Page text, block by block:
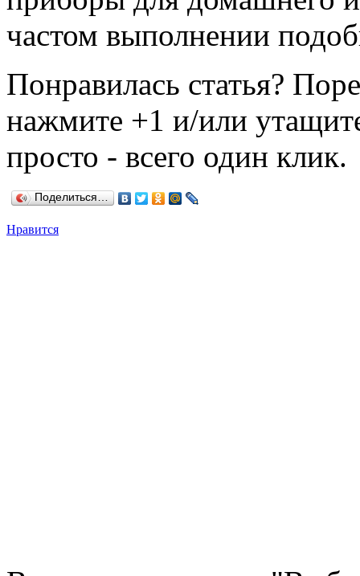
частом выполнении
Понравилась статья?
нажмите +1 и/или
просто - всего один клик.
Поделиться…
Нравится